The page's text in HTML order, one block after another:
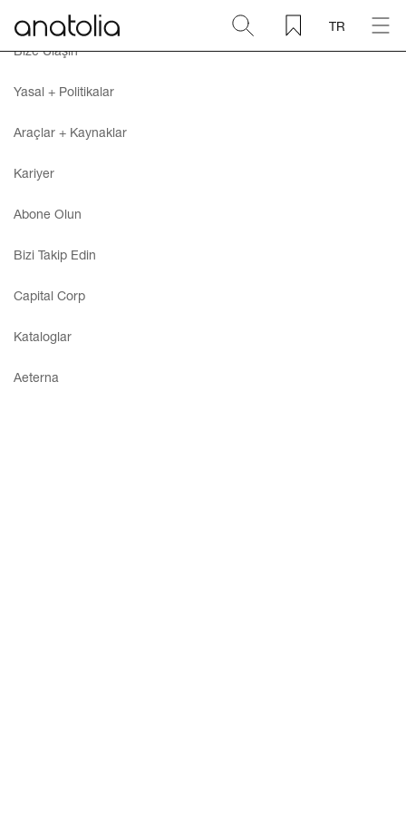
TR
Doğal Taş
Sinterlenmiş Plaka
Keşfet
Blog
Bize Ulaşın
Yasal + Politikalar
Araçlar + Kaynaklar
Kariyer
Abone Olun
Bizi Takip Edin
Capital Corp
Kataloglar
Aeterna